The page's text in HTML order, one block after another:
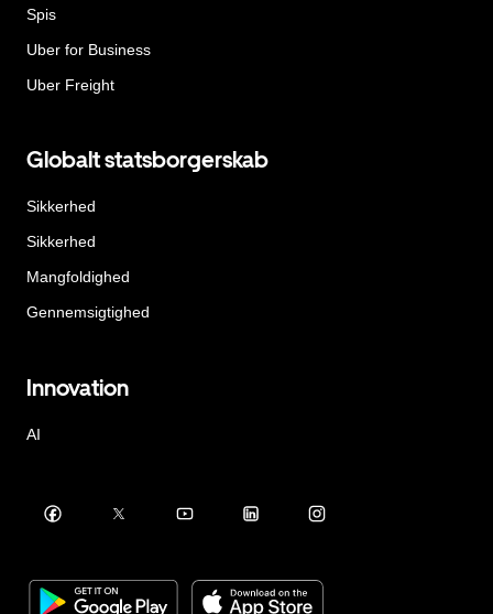
Spis
Uber for Business
Uber Freight
Globalt statsborgerskab
Sikkerhed
Sikkerhed
Mangfoldighed
Gennemsigtighed
Innovation
AI